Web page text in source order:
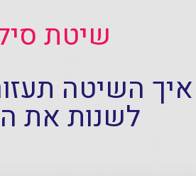
שיטת
איך השיטה
לשנות את